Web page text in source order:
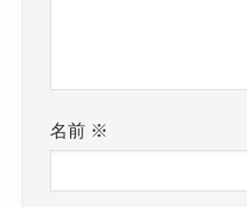
名前 ※